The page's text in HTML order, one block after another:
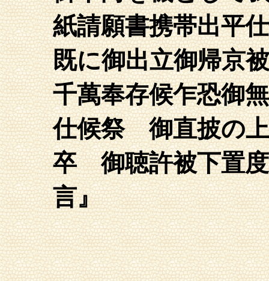
紙請願書携帯出平
既に御出立御帰京
千萬奉存候乍恐御
仕候祭 御直披の
卒 御聴許被下置
言』